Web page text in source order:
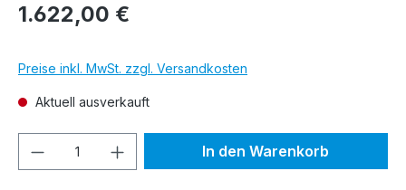
1.622,00 €
Preise inkl. MwSt. zzgl. Versandkosten
Aktuell ausverkauft
Produkt Anzahl: Gib denIn den Warenkorb